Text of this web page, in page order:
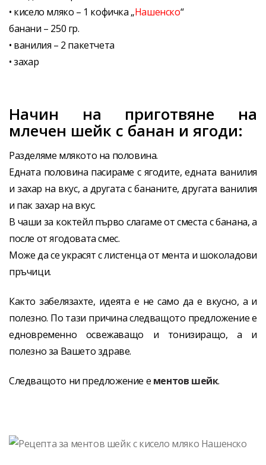
• кисело мляко – 1 кофичка „Нашенско“
банани – 250 гр.
• ванилия – 2 пакетчета
• захар
Начин на приготвяне на
млечен шейк с банан и ягоди:
Разделяме млякото на половина.
Едната половина пасираме с ягодите, едната ванилия
и захар на вкус, а другата с бананите, другата ванилия
и пак захар на вкус.
В чаши за коктейл първо слагаме от сместа с банана, а
после от ягодовата смес.
Може да се украсят с листенца от мента и шоколадови
пръчици.
Както забелязахте, идеята е не само да е вкусно, а и
полезно. По тази причина следващото предложение е
едновременно освежаващо и тонизиращо, а и
полезно за Вашето здраве.
Следващото ни предложение е ментов шейк.